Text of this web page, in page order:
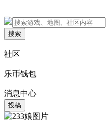
搜索
社区
乐币钱包
消息中心
投稿